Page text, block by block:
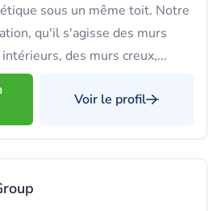
sous un même toit. Notre
qu'il s'agisse des murs
des murs creux,...
Voir le profil